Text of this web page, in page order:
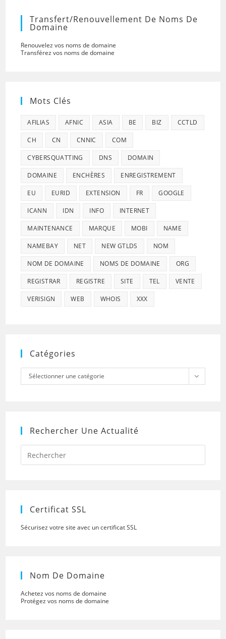
Transfert/renouvellement De Noms De
Domaine
Renouvelez vos noms de domaine
Transférez vos noms de domaine
Mots Clés
AFILIAS AFNIC ASIA BE BIZ CCTLD
CH CN CNNIC COM
CYBERSQUATTING DNS DOMAIN
DOMAINE ENCHÈRES ENREGISTREMENT
EU EURID EXTENSION FR GOOGLE
ICANN IDN INFO INTERNET
MAINTENANCE MARQUE MOBI NAME
NAMEBAY NET NEW GTLDS NOM
NOM DE DOMAINE NOMS DE DOMAINE ORG
REGISTRAR REGISTRE SITE TEL VENTE
VERISIGN WEB WHOIS XXX
Catégories
Catégories
Sélectionner une catégorie
Rechercher Une Actualité
Press
to
Certificat SSL
Sécurisez votre site avec un certificat SSL
Nom De Domaine
Achetez vos noms de domaine
Protégez vos noms de domaine